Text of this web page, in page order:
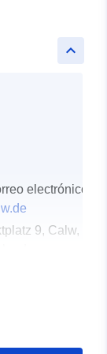
keyboard_arrow_up
electrónico:
9, Calw,